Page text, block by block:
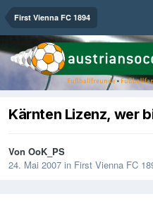
First Vienna FC 1894
Kärnten Lizenz, wer
Von OoK_PS
24. Mai 2007 in First Vienna FC